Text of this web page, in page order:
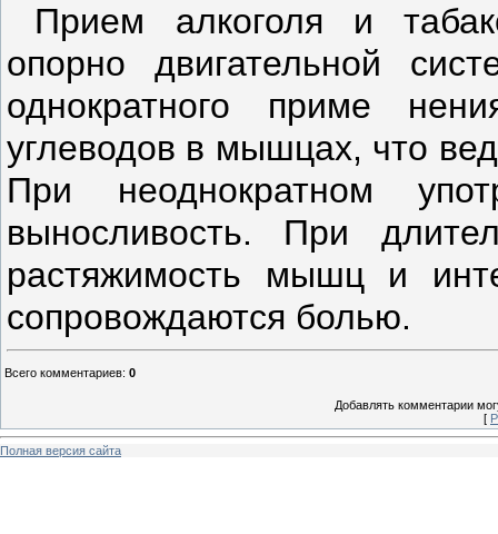
Прием алкоголя и
опорно двигательной
однократного приме
углеводов в мышцах, что
При неоднократном
выносливость. При
растяжимость мышц и
сопровождаются болью.
Всего комментариев: 0
Добавлять комментарии
[
Полная версия сайта